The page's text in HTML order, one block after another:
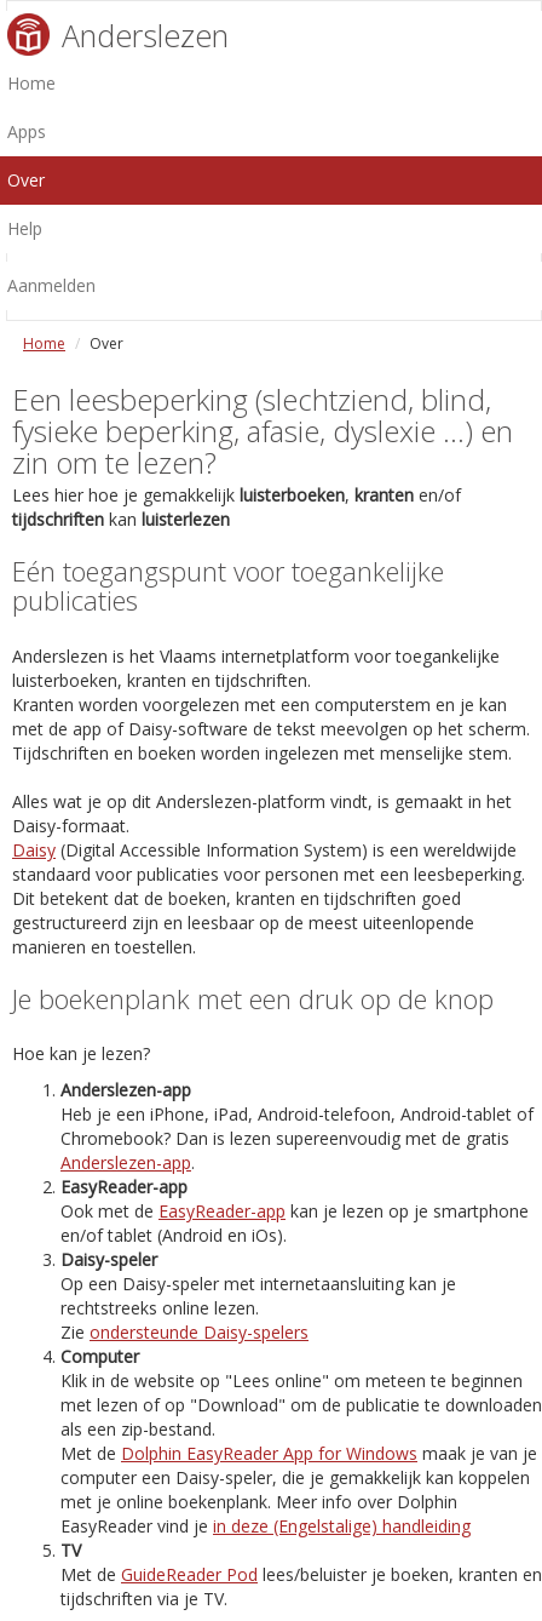
Anderslezen
Home
Apps
Over
Help
Aanmelden
Home Over
Een leesbeperking (slechtziend, blind,
fysieke beperking, afasie, dyslexie ...) en
zin om te lezen?
Lees hier hoe je gemakkelijk luisterboeken, kranten en/of
tijdschriften kan luisterlezen
Eén toegangspunt voor toegankelijke
publicaties
Anderslezen is het Vlaams internetplatform voor toegankelijke
luisterboeken, kranten en tijdschriften.
Kranten worden voorgelezen met een computerstem en je kan
met de app of Daisy-software de tekst meevolgen op het scherm.
Tijdschriften en boeken worden ingelezen met menselijke stem.
Alles wat je op dit Anderslezen-platform vindt, is gemaakt in het
Daisy-formaat.
Daisy (Digital Accessible Information System) is een wereldwijde
standaard voor publicaties voor personen met een leesbeperking.
Dit betekent dat de boeken, kranten en tijdschriften goed
gestructureerd zijn en leesbaar op de meest uiteenlopende
manieren en toestellen.
Je boekenplank met een druk op de knop
Hoe kan je lezen?
Anderslezen-app
Heb je een iPhone, iPad, Android-telefoon, Android-tablet of
Chromebook? Dan is lezen supereenvoudig met de gratis
Anderslezen-app.
EasyReader-app
Ook met de EasyReader-app kan je lezen op je smartphone
en/of tablet (Android en iOs).
Daisy-speler
Op een Daisy-speler met internetaansluiting kan je
rechtstreeks online lezen.
Zie ondersteunde Daisy-spelers
Computer
Klik in de website op "Lees online" om meteen te beginnen
met lezen of op "Download" om de publicatie te downloaden
als een zip-bestand.
Met de Dolphin EasyReader App for Windows maak je van je
computer een Daisy-speler, die je gemakkelijk kan koppelen
met je online boekenplank. Meer info over Dolphin
EasyReader vind je in deze (Engelstalige) handleiding
TV
Met de GuideReader Pod lees/beluister je boeken, kranten en
tijdschriften via je TV.